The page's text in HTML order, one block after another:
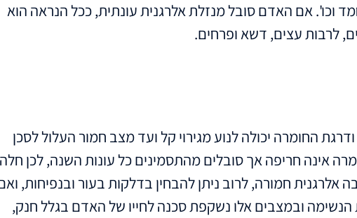
וכו'. אם האדם סובל מנזלת אלרגנית עונתית, ככל הנראה הוא
לרבות עצים, דשא ופרחים.
החומרה יכולה לנוע מגירוי קל ועד מצב חמור העלול לסכן
אינה חריפה אך סובלים מהתסמינים כל עונות השנה, לכן חלה
חמורה, לרוב ניתן להבחין בדלקות בעור ובנפיחות,
ובמצבים אלו נשקפת סכנה לחייו של האדם בגלל חנק,